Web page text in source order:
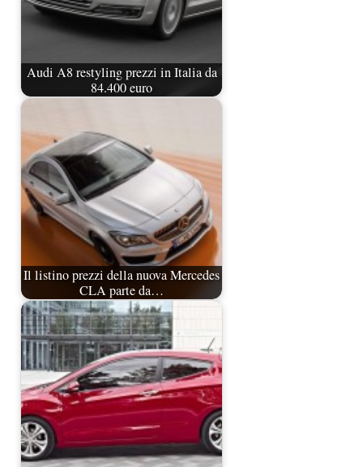
Audi A8 restyling prezzi in Italia da
84.400 euro
Il listino prezzi della nuova Mercedes
CLA parte da…